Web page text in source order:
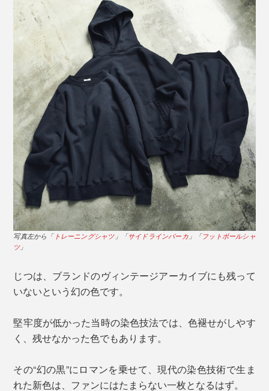
写真左から「トレーニングシャツ」「サイドラインパーカ」「フットボールシャ
ツ」
じつは、ブランドのヴィンテージアーカイブにも残って
いないという幻の色です。
堅牢度が低かった当時の染色技法では、色褪せがしやす
く、残せなかった色でもあります。
その“幻の黒”にロマンを乗せて、現代の染色技術で生ま
れた新色は、ファンにはたまらない一枚となるはず。